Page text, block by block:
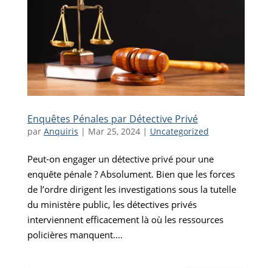
Enquêtes Pénales par Détective Privé
par Anquiris | Mar 25, 2024| Uncategorized
Peut-on engager un détective privé pour une
enquête pénale ? Absolument. Bien que les forces
de l’ordre dirigent les investigations sous la tutelle
du ministère public, les détectives privés
interviennent efficacement là où les ressources
policières manquent....